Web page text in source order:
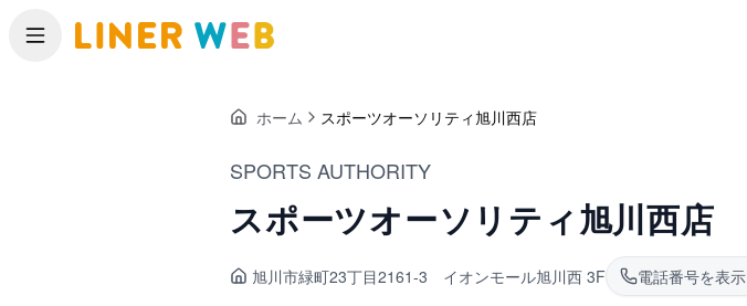
メニュー
ホーム スポーツオーソリティ旭川西店
SPORTS AUTHORITY
スポーツオーソリティ旭川西店
旭川市緑町23丁目2161-3 イオンモール旭川西 3F 電話番号を表示